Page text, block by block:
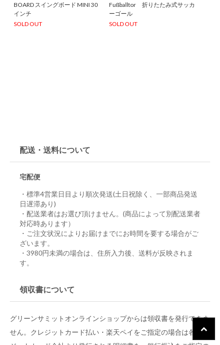
BOARD スイングボード MINI 30
インチ
SOLD OUT
Fußballtor 折りたたみ式サッカ
ーゴール
SOLD OUT
配送・送料について
宅配便
・標準4営業日目より順次発送(土日祝除く、一部商品発送
日遅滞あり)
・配送業者はお選び頂けません。(商品によって別配送業者
対応時あります）
・ご注文状況によりお届けまでにお時間を要する場合がご
ざいます。
・3980円未満の場合は、住所入力後、送料が反映されま
す。
領収書について
グリーンサミットオンラインショップからは領収書を発行できま
せん。クレジットカード払い・楽天ペイをご指定の場合は各クレ